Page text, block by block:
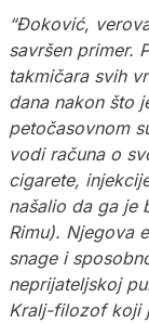
“Đoković,
savršen primer.
takmičara svih
dana nakon što
petočasovnom
vodi računa o
cigarete,
našalio da ga je
Rimu). Njegova
snage i
neprijateljskoj
Kralj-filozof koji